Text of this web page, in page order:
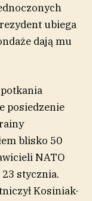
ubiega
dają mu
posiedzenie
blisko 50
NATO
stycznia.
Kosiniak-